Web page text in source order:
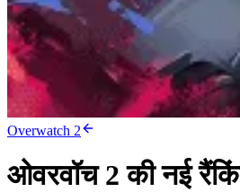
Overwatch 2
ओवरवॉच 2 की नई